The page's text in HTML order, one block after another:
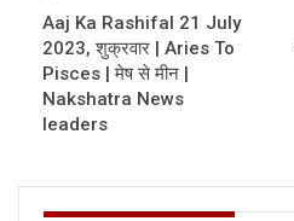
Aaj Ka Rashifal 21 July
2023, शुक्रवार | Aries To
Pisces | मेष से मीन |
Nakshatra News
leaders